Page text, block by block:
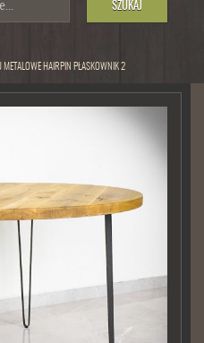
SZUKAJ
METALOWE HAIRPIN PŁASKOWNIK 2